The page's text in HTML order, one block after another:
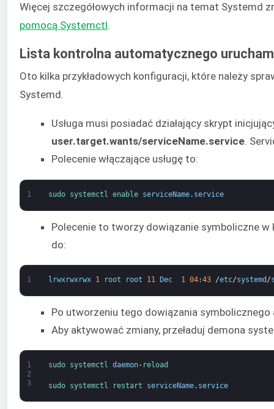
Więcej szczegółowych informacji na temat Systemd
pomocą Systemctl.
Lista kontrolna automatycznego
Oto kilka przykładowych konfiguracji, które należy
Systemd.
Usługa musi posiadać działający skrypt
user.target.wants/serviceName.service.
Polecenie włączające usługę to:
1 sudo systemctl enable serviceName. service
Polecenie to tworzy dowiązanie symboliczne
do:
1 lrwxrwxrwx 1 root root 11 Dec 1 04:43 /etc/systemd /
Po utworzeniu tego dowiązania
Aby aktywować zmiany, przeładuj demona
1
2
3
sudo systemctl daemon- reload
sudo systemctl restart serviceName. service